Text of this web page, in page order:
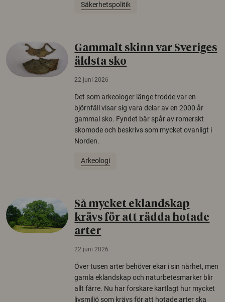
Säkerhetspolitik
Gammalt skinn var Sveriges
äldsta sko
22 juni 2026
Det som arkeologer länge trodde var en
björnfäll visar sig vara delar av en 2000 år
gammal sko. Fyndet bär spår av romerskt
skomode och beskrivs som mycket ovanligt i
Norden.
Arkeologi
Så mycket eklandskap
krävs för att rädda hotade
arter
22 juni 2026
Över tusen arter behöver ekar i sin närhet, men
gamla eklandskap och naturbetesmarker blir
allt färre. Nu har forskare kartlagt hur mycket
livsmiljö som krävs för att hotade arter ska